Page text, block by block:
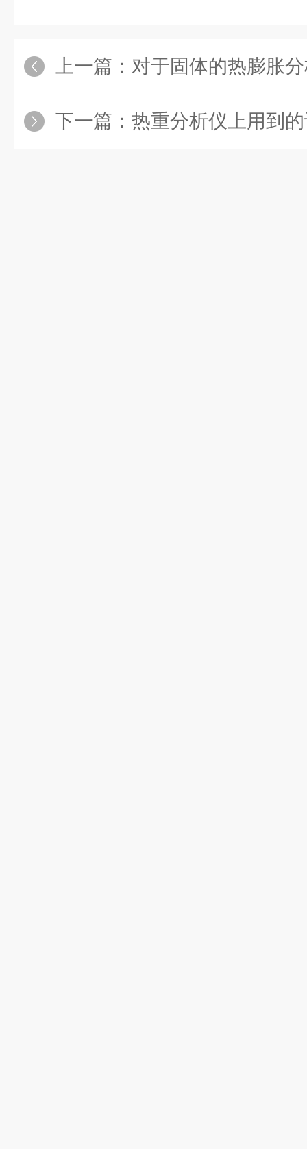
上一篇： 对于固体的热膨胀
下一篇： 热重分析仪上用到